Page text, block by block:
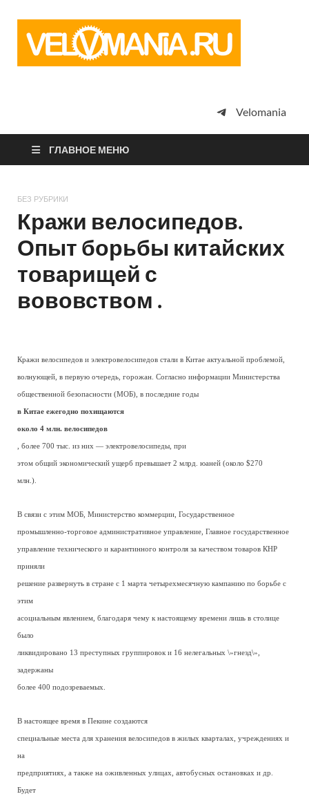
просто
Velomania
ГЛАВНОЕ МЕНЮ
БЕЗ РУБРИКИ
Кражи велосипедов.
Опыт борьбы китайских
товарищей с
вововством .
Кражи велосипедов и электровелосипедов стали в Китае актуальной проблемой,
волнующей, в первую очередь, горожан. Согласно информации Министерства
общественной безопасности (МОБ), в последние годы
в Китае ежегодно похищаются
около 4 млн. велосипедов
, более 700 тыс. из них — электровелосипеды, при
этом общий экономический ущерб превышает 2 млрд. юаней (около $270
млн.).
В связи с этим МОБ, Министерство коммерции, Государственное
промышленно-торговое административное управление, Главное государственное
управление технического и карантинного контроля за качеством товаров КНР
приняли
решение развернуть в стране с 1 марта четырехмесячную кампанию по борьбе с
этим
асоциальным явлением, благодаря чему к настоящему времени лишь в столице
было
ликвидировано 13 преступных группировок и 16 нелегальных \»гнезд\»,
задержаны
более 400 подозреваемых.
В настоящее время в Пекине создаются
специальные места для хранения велосипедов в жилых кварталах, учреждениях и
на
предприятиях, а также на оживленных улицах, автобусных остановках и др.
Будет